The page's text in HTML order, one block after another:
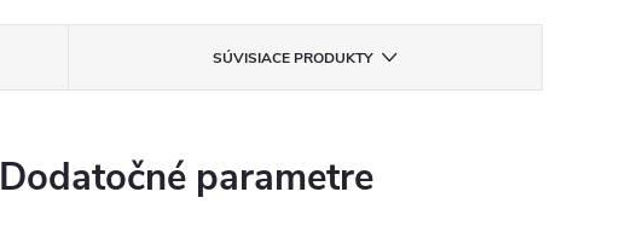
SÚVISIACE PRODUKTY
Dodatočné parametre